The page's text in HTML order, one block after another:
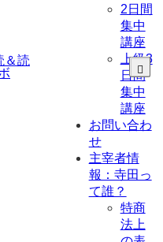
2日間
集中
講座
上級3
日間
集中
講座
お問い合わ
せ
主宰者情
報：寺田っ
て誰？
特商
法上